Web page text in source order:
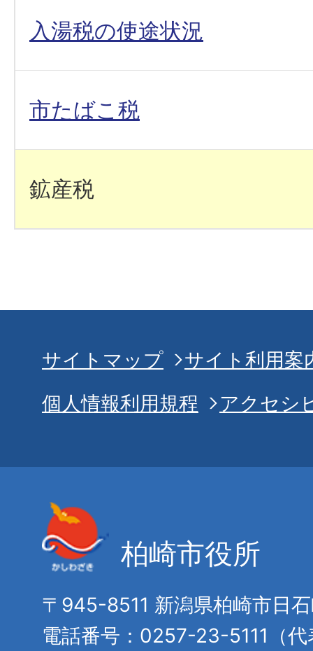
入湯税の使途状況
市たばこ税
鉱産税
サイトマップ
サイト利用案
個人情報利用規程
アクセシ
柏崎市役所
〒945-8511 新潟県柏崎市日
電話番号：0257-23-5111（代